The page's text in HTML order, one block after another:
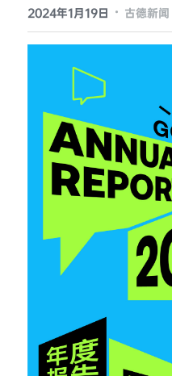
2024年1月19日 · 古德新闻